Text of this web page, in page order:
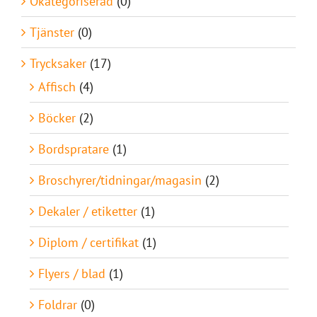
Tjänster (0)
Trycksaker (17)
Affisch (4)
Böcker (2)
Bordspratare (1)
Broschyrer/tidningar/magasin (2)
Dekaler / etiketter (1)
Diplom / certifikat (1)
Flyers / blad (1)
Foldrar (0)